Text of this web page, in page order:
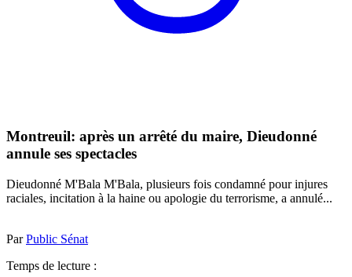
Montreuil: après un arrêté du maire, Dieudonné
annule ses spectacles
Dieudonné M'Bala M'Bala, plusieurs fois condamné pour injures
raciales, incitation à la haine ou apologie du terrorisme, a annulé...
ParPublic Sénat
Temps de lecture :